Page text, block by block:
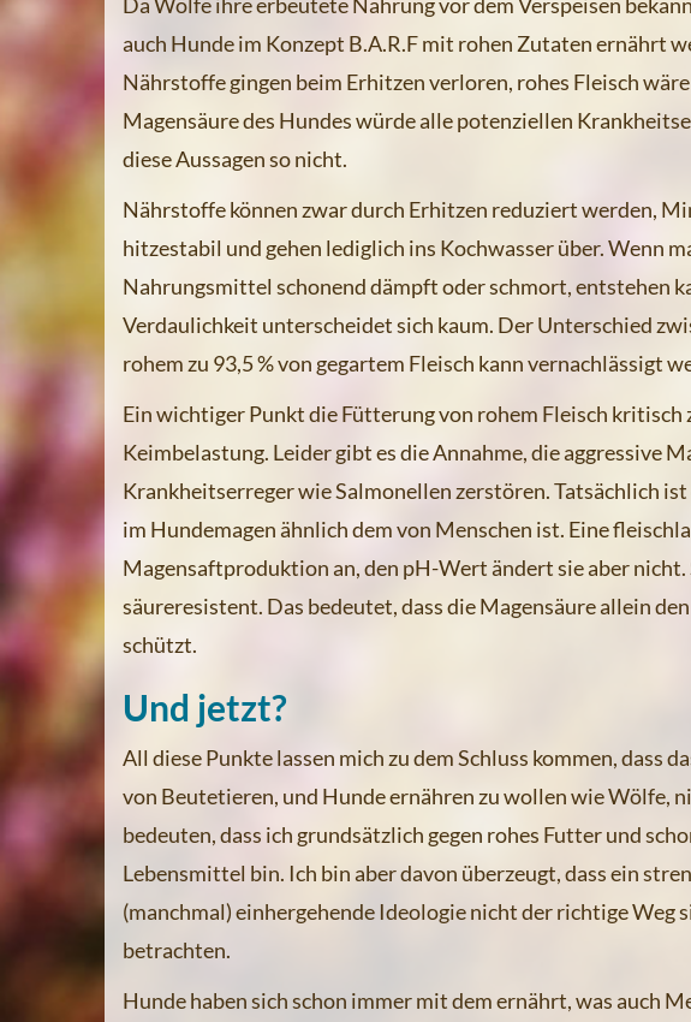
auch Hunde im Konzept B.A.R.F mit rohen Zutaten ernährt
Nährstoffe gingen beim Erhitzen verloren, rohes Fleisch
Magensäure des Hundes würde alle potenziellen
diese Aussagen so nicht.
Nährstoffe können zwar durch Erhitzen reduziert werden,
hitzestabil und gehen lediglich ins Kochwasser über. Wenn
Nahrungsmittel schonend dämpft oder schmort, entstehen
Verdaulichkeit unterscheidet sich kaum. Der Unterschied
rohem zu 93,5 % von gegartem Fleisch kann vernachlässigt
Ein wichtiger Punkt die Fütterung von rohem Fleisch
Keimbelastung. Leider gibt es die Annahme, die aggressive
Krankheitserreger wie Salmonellen zerstören. Tatsächlich ist
im Hundemagen ähnlich dem von Menschen ist. Eine
Magensaftproduktion an, den pH-Wert ändert sie aber nicht.
säureresistent. Das bedeutet, dass die Magensäure allein
schützt.
Und jetzt?
All diese Punkte lassen mich zu dem Schluss kommen, dass
von Beutetieren, und Hunde ernähren zu wollen wie Wölfe,
bedeuten, dass ich grundsätzlich gegen rohes Futter und
Lebensmittel bin. Ich bin aber davon überzeugt, dass ein
(manchmal) einhergehende Ideologie nicht der richtige Weg
betrachten.
Hunde haben sich schon immer mit dem ernährt, was auch